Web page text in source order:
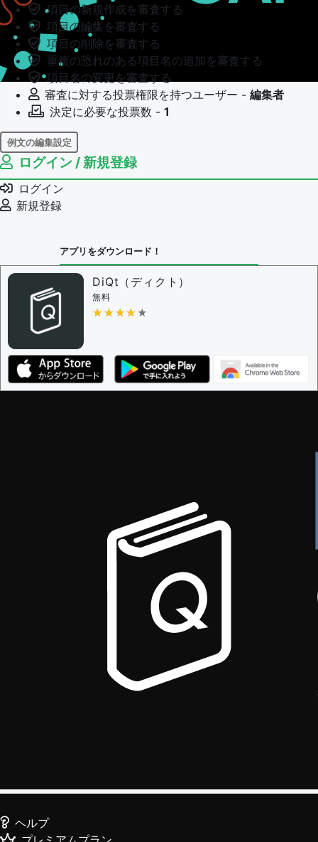
項目の新規作成を審査する
項目の編集を審査する
項目の削除を審査する
重複の恐れのある項目名の追加を審査する
項目名の変更を審査する
審査に対する投票権限を持つユーザー - 編集者
決定に必要な投票数 - 1
例文の編集設定
例文の編集権限を持つユーザー -
例文の編集を審査する
例文の削除を審査する
審査に対する投票権限を持つユーザー -
問題の編集権限を持つユーザー -
審査に対する投票権限を持つユーザー -
ザー
決定に必要な投票数 -
編集ガイドライン
ログイン / 新規登録
ログイン
新規登録
アプリをダウンロード！
DiQt（ディクト）
無料
★★★★★
★★★★★
ヘルプ